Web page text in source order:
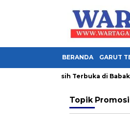
BERANDA GARUT
Ini 1-1, Final Masih Terbuka di Babak
Topik